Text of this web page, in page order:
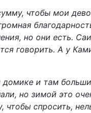
чтобы мои
но они есть.
говорить. А у
и там
но зимой это
спросить,